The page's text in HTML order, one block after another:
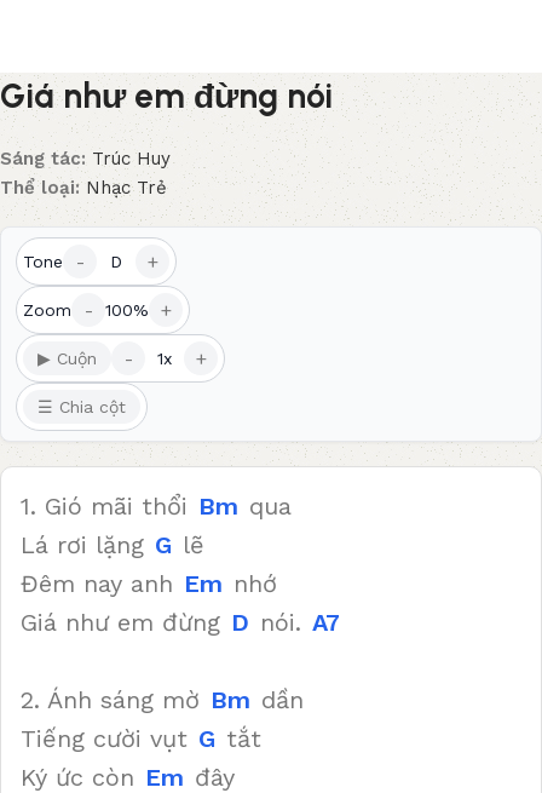
Giá như em đừng nói
Sáng tác: Trúc Huy
Thể loại: Nhạc Trẻ
Tone - D +
Zoom - 100% +
▶ Cuộn - 1x +
☰ Chia cột
1. Gió mãi thổi Bm qua
Lá rơi lặng G lẽ
Đêm nay anh Em nhớ
Giá như em đừng D nói. A7
2. Ánh sáng mờ Bm dần
Tiếng cười vụt G tắt
Ký ức còn Em đây